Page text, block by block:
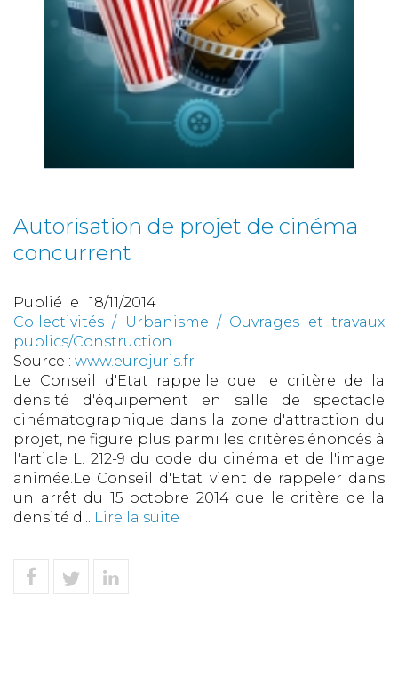
Autorisation de projet de cinéma
concurrent
Publié le : 18/11/2014
Collectivités / Urbanisme / Ouvrages et travaux
publics/Construction
Source : www.eurojuris.fr
Le Conseil d'Etat rappelle que le critère de la
densité d'équipement en salle de spectacle
cinématographique dans la zone d'attraction du
projet, ne figure plus parmi les critères énoncés à
l'article L. 212-9 du code du cinéma et de l'image
animée.Le Conseil d'Etat vient de rappeler dans
un arrêt du 15 octobre 2014 que le critère de la
densité d... Lire la suite